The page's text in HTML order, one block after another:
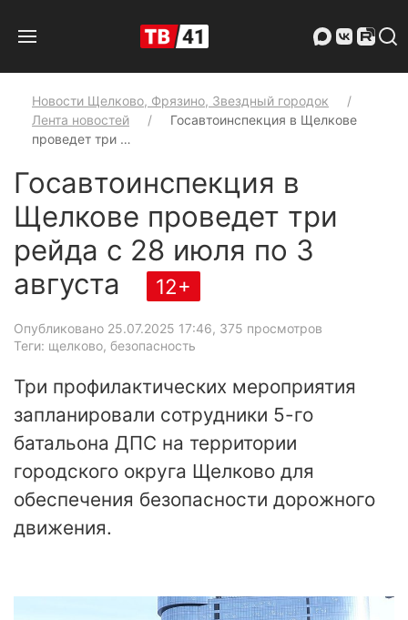
Новости Щелково, Фрязино, Звездный городок
Лента новостей
Госавтоинспекция в Щелкове
проведет три …
Госавтоинспекция в
Щелкове проведет три
рейда с 28 июля по 3
августа
12+
Опубликовано 25.07.2025 17:46, 375 просмотров
Теги: щелково, безопасность
Три профилактических мероприятия
запланировали сотрудники 5-го
батальона ДПС на территории
городского округа Щелково для
обеспечения безопасности дорожного
движения.